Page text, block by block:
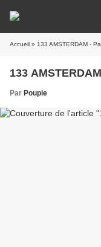
Accueil » 133 AMSTERDAM -
133
Par Poupie